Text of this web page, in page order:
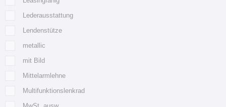
Lederausstattung
Lendenstütze
metallic
mit Bild
Mittelarmlehne
Multifunktionslenkrad
MwSt. ausw.